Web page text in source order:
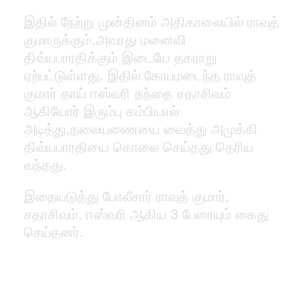
இதில் நேற்று முன்தினம் அதிகாலையில் ராவுத்
குமாருக்கும்,அவரது மனைவி
திவ்யபாரதிக்கும் இடையே தகராறு
ஏற்பட்டுள்ளது. இதில் கோபமடைந்த ராவுத்
குமார் தாய் ஈஸ்வரி தந்தை சதாசிவம்
ஆகியோர் இரும்பு கம்பியால்
அடித்து,தலையணையை வைத்து அமுக்கி
திவ்யபாரதியை கொலை செய்தது தெரிய
வந்தது.
இதையடுத்து போலீசார் ராவுத் குமார்,
சதாசிவம், ஈஸ்வரி ஆகிய 3 பேரையும் கைது
செய்தனர்.